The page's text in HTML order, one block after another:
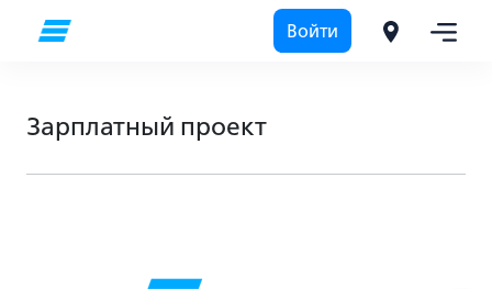
Войти
Зарплатный проект